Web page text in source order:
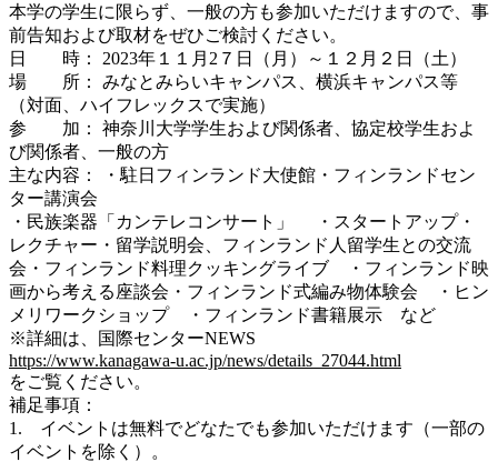
本学の学生に限らず、一般の方も参加いただけますので、事
前告知および取材をぜひご検討ください。
日 時： 2023年１１月2７日（月）～１２月２日（土）
場 所： みなとみらいキャンパス、横浜キャンパス等
（対面、ハイフレックスで実施）
参 加： 神奈川大学学生および関係者、協定校学生およ
び関係者、一般の方
主な内容： ・駐日フィンランド大使館・フィンランドセン
ター講演会
・民族楽器「カンテレコンサート」 ・スタートアップ・
レクチャー・留学説明会、フィンランド人留学生との交流
会・フィンランド料理クッキングライブ ・フィンランド映
画から考える座談会・フィンランド式編み物体験会 ・ヒン
メリワークショップ ・フィンランド書籍展示 など
※詳細は、国際センターNEWS
https://www.kanagawa-u.ac.jp/news/details_27044.html
をご覧ください。
補足事項：
1. イベントは無料でどなたでも参加いただけます（一部の
イベントを除く）。